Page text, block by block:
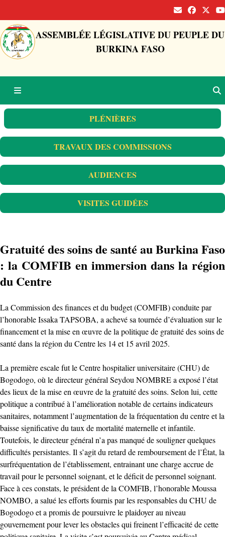
ASSEMBLÉE LÉGISLATIVE DU PEUPLE DU
BURKINA FASO
PLÉNIÈRES
TRAVAUX DES COMMISSIONS
AUDIENCES
VISITES GUIDÉES
Gratuité des soins de santé au Burkina Faso
: la COMFIB en immersion dans la région
du Centre
La Commission des finances et du budget (COMFIB) conduite par
l’honorable Issaka TAPSOBA, a achevé sa tournée d’évaluation sur le
financement et la mise en œuvre de la politique de gratuité des soins de
santé dans la région du Centre les 14 et 15 avril 2025.
La première escale fut le Centre hospitalier universitaire (CHU) de
Bogodogo, où le directeur général Seydou NOMBRE a exposé l’état
des lieux de la mise en œuvre de la gratuité des soins. Selon lui, cette
politique a contribué à l’amélioration notable de certains indicateurs
sanitaires, notamment l’augmentation de la fréquentation du centre et la
baisse significative du taux de mortalité maternelle et infantile.
Toutefois, le directeur général n’a pas manqué de souligner quelques
difficultés persistantes. Il s’agit du retard de remboursement de l’État, la
surfréquentation de l’établissement, entrainant une charge accrue de
travail pour le personnel soignant, et le déficit de personnel soignant.
Face à ces constats, le président de la COMFIB, l’honorable Moussa
NOMBO, a salué les efforts fournis par les responsables du CHU de
Bogodogo et a promis de poursuivre le plaidoyer au niveau
gouvernement pour lever les obstacles qui freinent l’efficacité de cette